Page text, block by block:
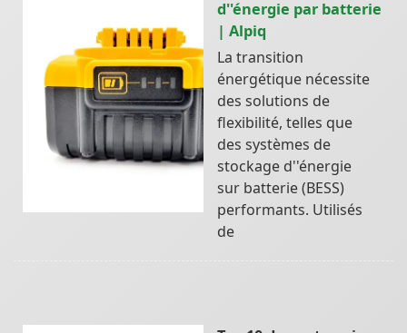
d''énergie par batterie
| Alpiq
La transition
énergétique nécessite
des solutions de
flexibilité, telles que
des systèmes de
stockage d''énergie
sur batterie (BESS)
performants. Utilisés
de